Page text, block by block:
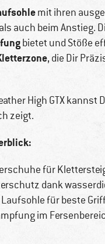
mit ihren
auch beim Anstieg.
bietet und Stöße
, die Dir
High GTX
zeigt.
für
dank
Laufsohle für beste
im